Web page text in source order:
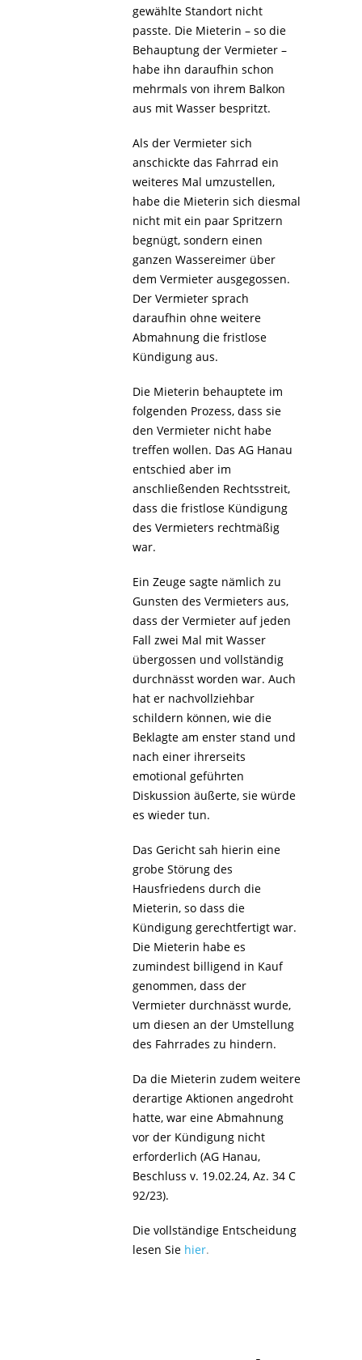
gewählte Standort nicht
passte. Die Mieterin – so die
Behauptung der Vermieter –
habe ihn daraufhin schon
mehrmals von ihrem Balkon
aus mit Wasser bespritzt.
Als der Vermieter sich
anschickte das Fahrrad ein
weiteres Mal umzustellen,
habe die Mieterin sich diesmal
nicht mit ein paar Spritzern
begnügt, sondern einen
ganzen Wassereimer über
dem Vermieter ausgegossen.
Der Vermieter sprach
daraufhin ohne weitere
Abmahnung die fristlose
Kündigung aus.
Die Mieterin behauptete im
folgenden Prozess, dass sie
den Vermieter nicht habe
treffen wollen. Das AG Hanau
entschied aber im
anschließenden Rechtsstreit,
dass die fristlose Kündigung
des Vermieters rechtmäßig
war.
Ein Zeuge sagte nämlich zu
Gunsten des Vermieters aus,
dass der Vermieter auf jeden
Fall zwei Mal mit Wasser
übergossen und vollständig
durchnässt worden war. Auch
hat er nachvollziehbar
schildern können, wie die
Beklagte am enster stand und
nach einer ihrerseits
emotional geführten
Diskussion äußerte, sie würde
es wieder tun.
Das Gericht sah hierin eine
grobe Störung des
Hausfriedens durch die
Mieterin, so dass die
Kündigung gerechtfertigt war.
Die Mieterin habe es
zumindest billigend in Kauf
genommen, dass der
Vermieter durchnässt wurde,
um diesen an der Umstellung
des Fahrrades zu hindern.
Da die Mieterin zudem weitere
derartige Aktionen angedroht
hatte, war eine Abmahnung
vor der Kündigung nicht
erforderlich (AG Hanau,
Beschluss v. 19.02.24, Az. 34 C
92/23).
Die vollständige Entscheidung
lesen Sie hier.